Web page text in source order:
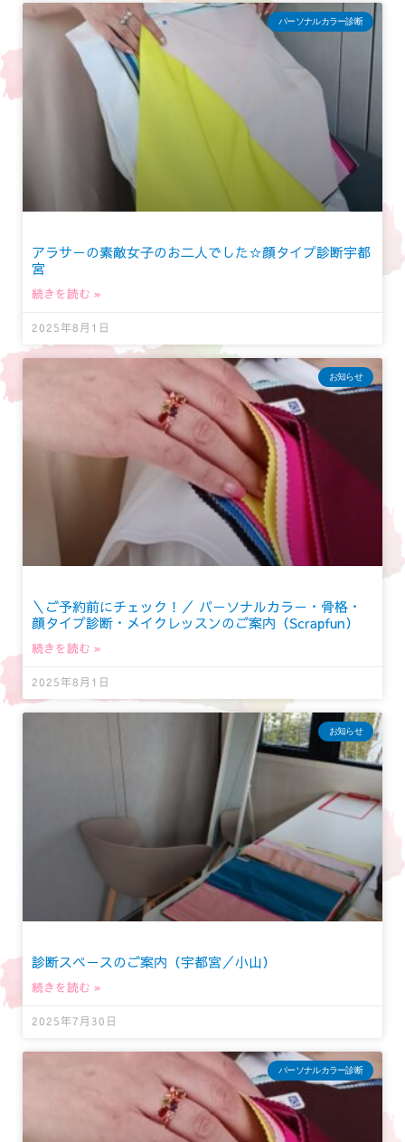
パーソナルカラー診断
アラサーの素敵女子のお二人でした☆顔タイプ診断宇都
宮
続きを読む »
2025年8月1日
お知らせ
＼ご予約前にチェック！／ パーソナルカラー・骨格・
顔タイプ診断・メイクレッスンのご案内（Scrapfun）
続きを読む »
2025年8月1日
お知らせ
診断スペースのご案内（宇都宮／小山）
続きを読む »
2025年7月30日
パーソナルカラー診断